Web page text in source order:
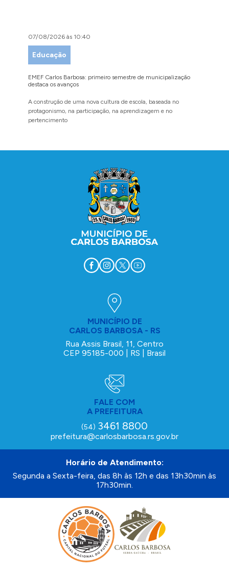
07/08/2026 às 10:40
Educação
EMEF Carlos Barbosa: primeiro semestre de municipalização
destaca os avanços
A construção de uma nova cultura de escola, baseada no
protagonismo, na participação, na aprendizagem e no
pertencimento
MUNICÍPIO DE
CARLOS BARBOSA - RS
Rua Assis Brasil, 11, Centro
CEP 95185-000 | RS | Brasil
FALE COM
A PREFEITURA
(54) 3461 8800
prefeitura@carlosbarbosa.rs.gov.br
Horário de Atendimento:
Segunda a Sexta-feira, das 8h às 12h e das 13h30min às
17h30min.